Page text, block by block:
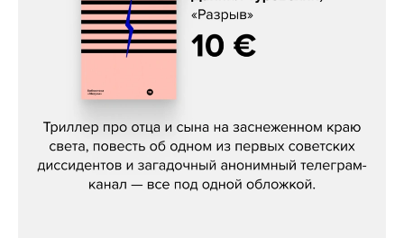
Даниил Туровский, «Разрыв»